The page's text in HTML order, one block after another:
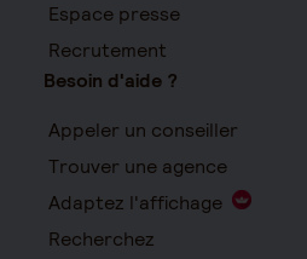
Espace presse
Recrutement
Besoin d'aide ?
Appeler un conseiller
Trouver une agence
Adaptez l'affichage
Recherchez